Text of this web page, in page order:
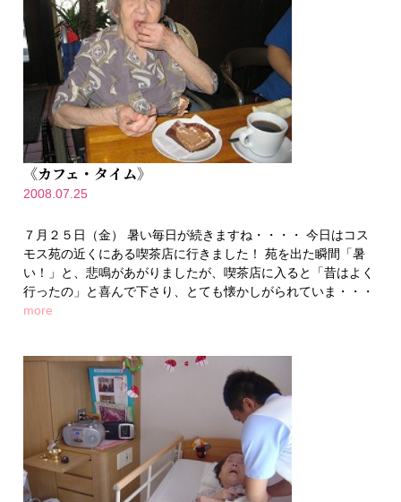
《カフェ・タイム》
2008.07.25
７月２５日（金） 暑い毎日が続きますね・・・・ 今日はコス
モス苑の近くにある喫茶店に行きました！ 苑を出た瞬間「暑
い！」と、悲鳴があがりましたが、喫茶店に入ると「昔はよく
行ったの」と喜んで下さり、とても懐かしがられていま・・・
more